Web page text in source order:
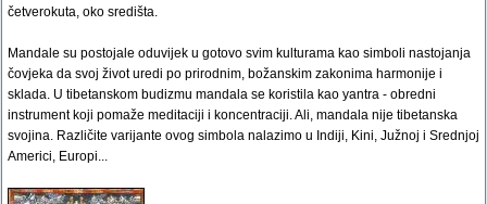
četverokuta, oko središta.
Mandale su postojale oduvijek u gotovo svim kulturama kao simboli nastojanja
čovjeka da svoj život uredi po prirodnim, božanskim zakonima harmonije i
sklada. U tibetanskom budizmu mandala se koristila kao yantra - obredni
instrument koji pomaže meditaciji i koncentraciji. Ali, mandala nije tibetanska
svojina. Različite varijante ovog simbola nalazimo u Indiji, Kini, Južnoj i Srednjoj
Americi, Europi...